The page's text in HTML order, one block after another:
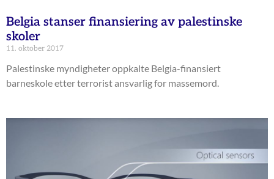
Belgia stanser finansiering av palestinske
skoler
11. oktober 2017
Palestinske myndigheter oppkalte Belgia-finansiert
barneskole etter terrorist ansvarlig for massemord.